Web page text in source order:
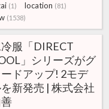
(1) location (81)
(1538)
服「DIRECT
」シリーズがグ
ドアップ! 2モデ
新発売 | 株式会社